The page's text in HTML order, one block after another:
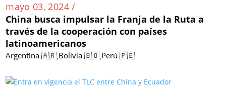
mayo 03, 2024 /
China busca impulsar la Franja de la Ruta a
través de la cooperación con países
latinoamericanos
Argentina 🇦🇷,Bolivia 🇧🇴,Perú 🇵🇪